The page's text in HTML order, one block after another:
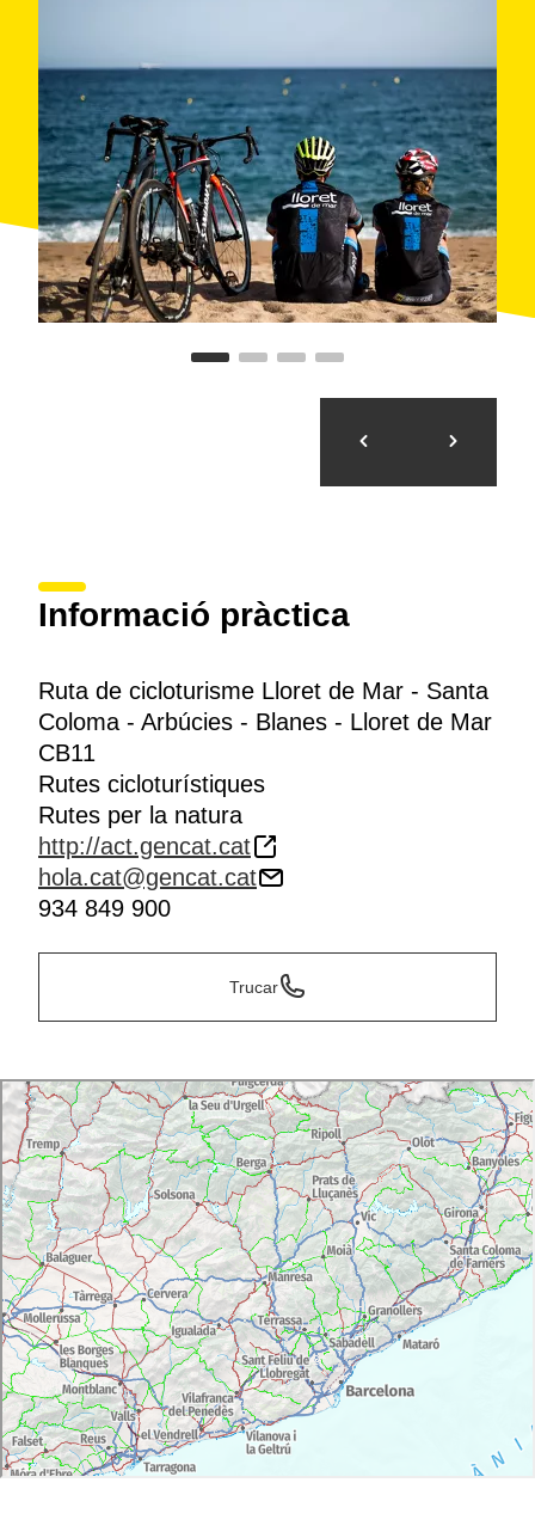
Informació pràctica
Ruta de cicloturisme Lloret de Mar - Santa
Coloma - Arbúcies - Blanes - Lloret de Mar
CB11
Rutes cicloturístiques
Rutes per la natura
http://act.gencat.cat
hola.cat@gencat.cat
934 849 900
Trucar